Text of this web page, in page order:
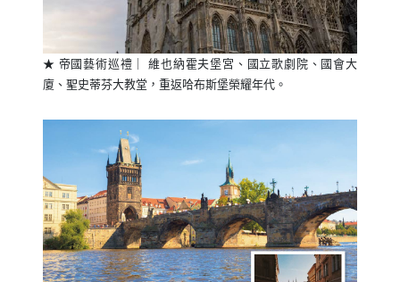
★ 帝國藝術巡禮｜ 維也納霍夫堡宮、國立歌劇院、國會大
廈、聖史蒂芬大教堂，重返哈布斯堡榮耀年代。